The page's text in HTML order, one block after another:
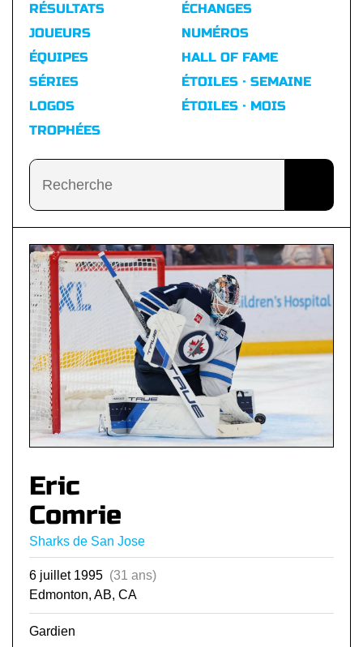
RÉSULTATS
ÉCHANGES
JOUEURS
ÉQUIPES
SÉRIES
LOGOS
TROPHÉES
NUMÉROS
HALL OF FAME
ÉTOILES · SEMAINE
ÉTOILES · MOIS
Eric
Comrie
Sharks de San Jose
6 juillet 1995 (31 ans)
Edmonton, AB, CA
Gardien